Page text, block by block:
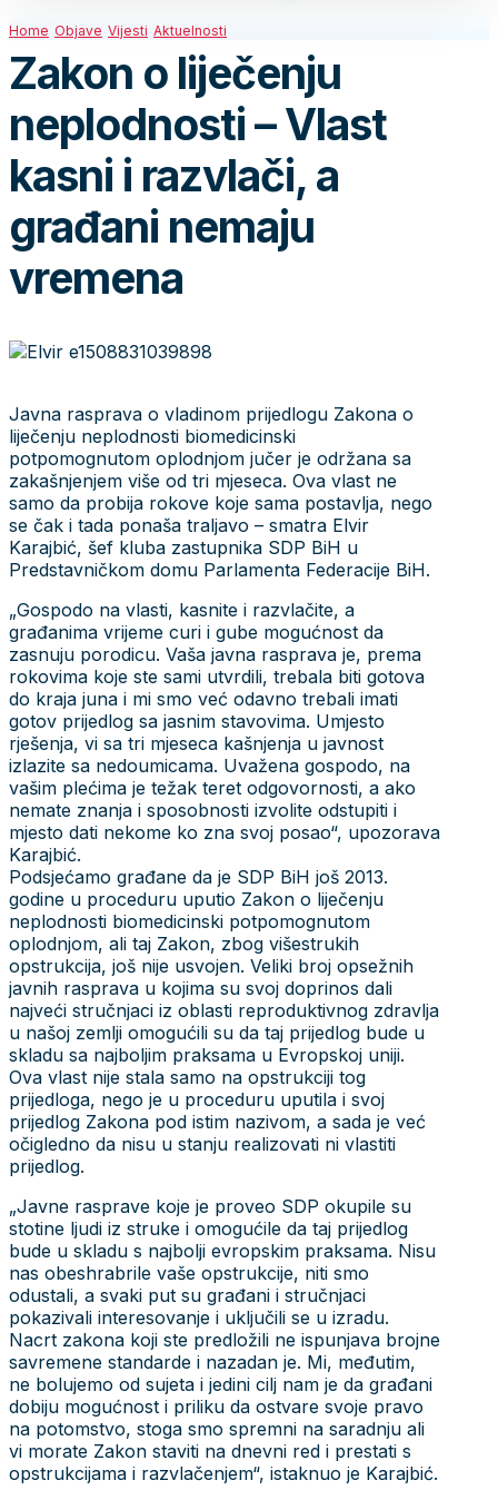
Home Objave Vijesti Aktuelnosti
Zakon o liječenju
neplodnosti – Vlast
kasni i razvlači, a
građani nemaju
vremena
Javna rasprava o vladinom prijedlogu Zakona o
liječenju neplodnosti biomedicinski
potpomognutom oplodnjom jučer je održana sa
zakašnjenjem više od tri mjeseca. Ova vlast ne
samo da probija rokove koje sama postavlja, nego
se čak i tada ponaša traljavo – smatra Elvir
Karajbić, šef kluba zastupnika SDP BiH u
Predstavničkom domu Parlamenta Federacije BiH.
„Gospodo na vlasti, kasnite i razvlačite, a
građanima vrijeme curi i gube mogućnost da
zasnuju porodicu. Vaša javna rasprava je, prema
rokovima koje ste sami utvrdili, trebala biti gotova
do kraja juna i mi smo već odavno trebali imati
gotov prijedlog sa jasnim stavovima. Umjesto
rješenja, vi sa tri mjeseca kašnjenja u javnost
izlazite sa nedoumicama. Uvažena gospodo, na
vašim plećima je težak teret odgovornosti, a ako
nemate znanja i sposobnosti izvolite odstupiti i
mjesto dati nekome ko zna svoj posao“, upozorava
Karajbić.
Podsjećamo građane da je SDP BiH još 2013.
godine u proceduru uputio Zakon o liječenju
neplodnosti biomedicinski potpomognutom
oplodnjom, ali taj Zakon, zbog višestrukih
opstrukcija, još nije usvojen. Veliki broj opsežnih
javnih rasprava u kojima su svoj doprinos dali
najveći stručnjaci iz oblasti reproduktivnog zdravlja
u našoj zemlji omogućili su da taj prijedlog bude u
skladu sa najboljim praksama u Evropskoj uniji.
Ova vlast nije stala samo na opstrukciji tog
prijedloga, nego je u proceduru uputila i svoj
prijedlog Zakona pod istim nazivom, a sada je već
očigledno da nisu u stanju realizovati ni vlastiti
prijedlog.
„Javne rasprave koje je proveo SDP okupile su
stotine ljudi iz struke i omogućile da taj prijedlog
bude u skladu s najbolji evropskim praksama. Nisu
nas obeshrabrile vaše opstrukcije, niti smo
odustali, a svaki put su građani i stručnjaci
pokazivali interesovanje i uključili se u izradu.
Nacrt zakona koji ste predložili ne ispunjava brojne
savremene standarde i nazadan je. Mi, međutim,
ne bolujemo od sujeta i jedini cilj nam je da građani
dobiju mogućnost i priliku da ostvare svoje pravo
na potomstvo, stoga smo spremni na saradnju ali
vi morate Zakon staviti na dnevni red i prestati s
opstrukcijama i razvlačenjem“, istaknuo je Karajbić.